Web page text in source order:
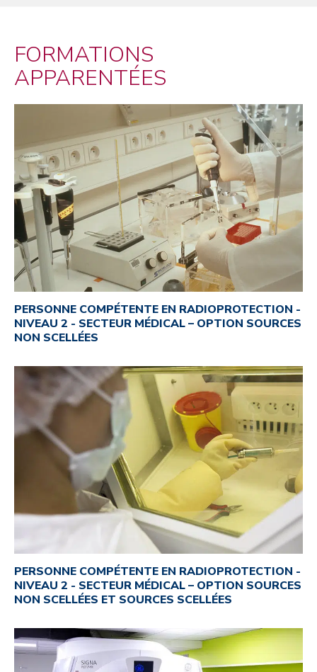
FORMATIONS
APPARENTÉES
PERSONNE COMPÉTENTE EN RADIOPROTECTION -
NIVEAU 2 - SECTEUR MÉDICAL – OPTION SOURCES
NON SCELLÉES
PERSONNE COMPÉTENTE EN RADIOPROTECTION -
NIVEAU 2 - SECTEUR MÉDICAL – OPTION SOURCES
NON SCELLÉES ET SOURCES SCELLÉES